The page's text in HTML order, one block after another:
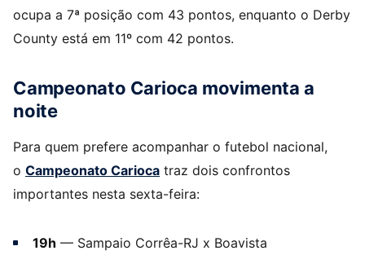
ocupa a 7ª posição com 43 pontos, enquanto o Derby
County está em 11º com 42 pontos.
Campeonato Carioca movimenta a
noite
Para quem prefere acompanhar o futebol nacional,
o Campeonato Carioca traz dois confrontos
importantes nesta sexta-feira:
19h — Sampaio Corrêa-RJ x Boavista